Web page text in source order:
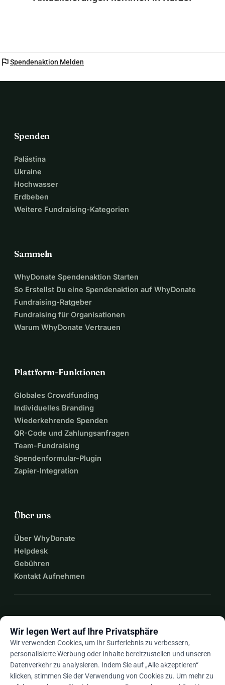
flagSpendenaktion Melden
Spenden
Palästina
Ukraine
Hochwasser
Erdbeben
Weitere Fundraising-Kategorien
Sammeln
WhyDonate Spendenaktion Starten
So Erstellst Du eine Spendenaktion auf WhyDonate
Fundraising-Ratgeber
Fundraising für Organisationen
Warum WhyDonate Vertrauen
Plattform-Funktionen
Globales Crowdfunding
Individuelles Branding
Wiederkehrende Spenden
QR-Code und Zahlungsanfragen
Team-Fundraising
Spendenformular-Plugin
Zapier-Integration
Über uns
Über WhyDonate
Helpdesk
Gebühren
Kontakt Aufnehmen
Dearrow_drop_down
Wir legen Wert auf Ihre Privatsphäre
Wir verwenden Cookies, um Ihr Surferlebnis zu verbessern,
personalisierte Werbung oder Inhalte bereitzustellen und unseren
Datenverkehr zu analysieren. Indem Sie auf „Alle akzeptieren“
klicken, stimmen Sie der Verwendung von Cookies zu. Um mehr zu